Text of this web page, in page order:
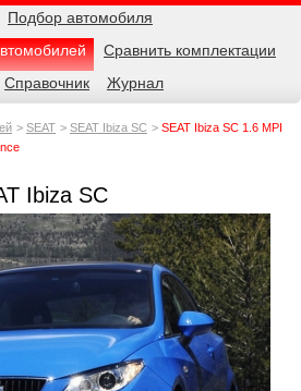
Подбор автомобиля
Сравнить комплектации
Справочник Журнал
SEAT SEAT Ibiza SC
SEAT Ibiza SC 1.6 MPI
Ibiza SC